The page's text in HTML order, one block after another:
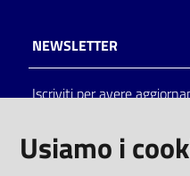
on line
NEWSLETTER
Iscriviti per avere
Usiamo i